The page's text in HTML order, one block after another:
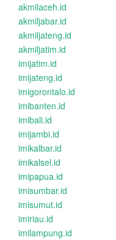
akmilaceh.id
akmiljabar.id
akmiljateng.id
akmiljatim.id
imijatim.id
imijateng.id
imigorontalo.id
imibanten.id
imibali.id
imijambi.id
imikalbar.id
imikalsel.id
imipapua.id
imisumbar.id
imisumut.id
imiriau.id
imilampung.id